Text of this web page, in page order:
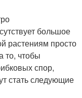
большое
растениям просто
то, чтобы
спор,
стать следующие